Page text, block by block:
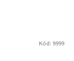
Kód: 9999